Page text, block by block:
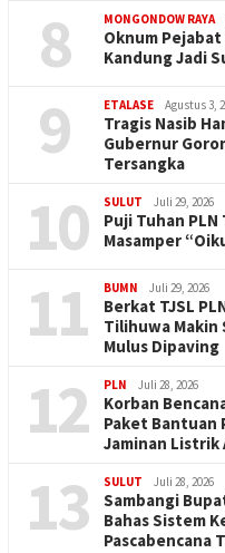
8 MONGONDOW RAYA
Oknum
Kandung Jadi
9 ETALASE Agustus 3,
Tragis Nasib
Gubernur
Tersangka
10 SULUT Juli 29, 2026
Puji Tuhan
Masamper
11 BUMN Juli 29, 2026
Berkat TJSL
Tilihuwa Makin
Mulus Dipaving
12 PLN Juli 28, 2026
Korban
Paket Bantuan
Jaminan
13 SULUT Juli 28, 2026
Sambangi
Bahas Sistem
Pascabencana